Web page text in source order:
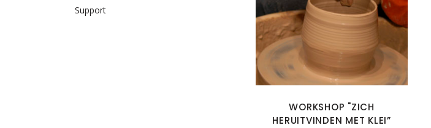
WORKSHOP "ZICH
HERUITVINDEN MET KLEI”
Support